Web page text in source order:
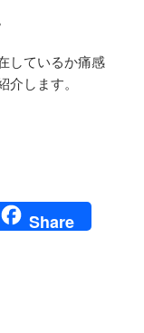
しているか痛感
介します。
Share